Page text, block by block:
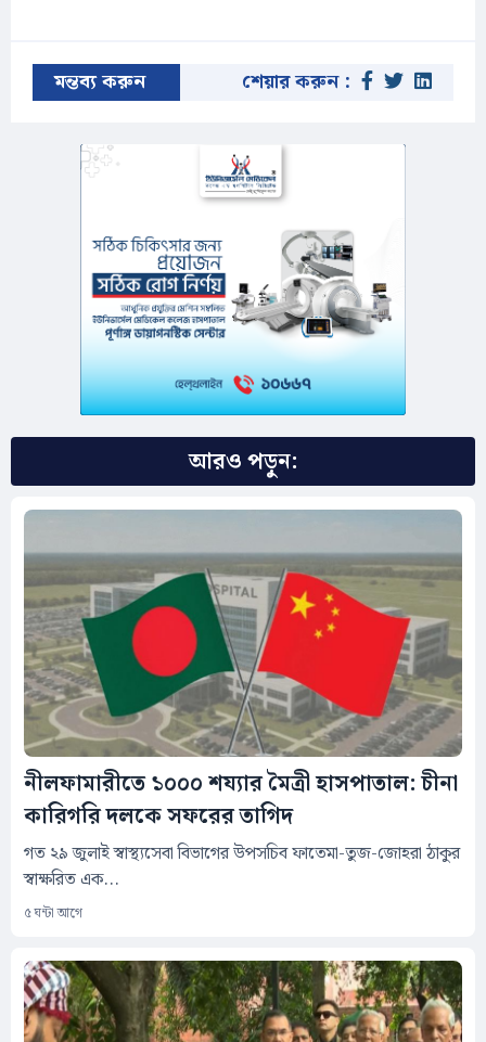
মন্তব্য করুন শেয়ার করুন :
আরও পড়ুন:
নীলফামারীতে ১০০০ শয্যার মৈত্রী হাসপাতাল: চীনা
কারিগরি দলকে সফরের তাগিদ
গত ২৯ জুলাই স্বাস্থ্যসেবা বিভাগের উপসচিব ফাতেমা-তুজ-জোহরা ঠাকুর
স্বাক্ষরিত এক...
৫ ঘন্টা আগে